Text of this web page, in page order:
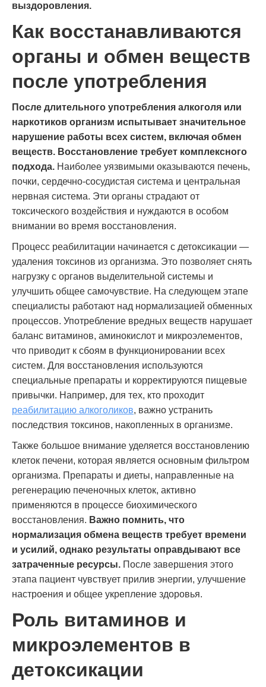
выздоровления.
Как восстанавливаются
органы и обмен веществ
после употребления
После длительного употребления алкоголя или
наркотиков организм испытывает значительное
нарушение работы всех систем, включая обмен
веществ. Восстановление требует комплексного
подхода. Наиболее уязвимыми оказываются печень,
почки, сердечно-сосудистая система и центральная
нервная система. Эти органы страдают от
токсического воздействия и нуждаются в особом
внимании во время восстановления.
Процесс реабилитации начинается с детоксикации —
удаления токсинов из организма. Это позволяет снять
нагрузку с органов выделительной системы и
улучшить общее самочувствие. На следующем этапе
специалисты работают над нормализацией обменных
процессов. Употребление вредных веществ нарушает
баланс витаминов, аминокислот и микроэлементов,
что приводит к сбоям в функционировании всех
систем. Для восстановления используются
специальные препараты и корректируются пищевые
привычки. Например, для тех, кто проходит
реабилитацию алкоголиков, важно устранить
последствия токсинов, накопленных в организме.
Также большое внимание уделяется восстановлению
клеток печени, которая является основным фильтром
организма. Препараты и диеты, направленные на
регенерацию печеночных клеток, активно
применяются в процессе биохимического
восстановления. Важно помнить, что
нормализация обмена веществ требует времени
и усилий, однако результаты оправдывают все
затраченные ресурсы. После завершения этого
этапа пациент чувствует прилив энергии, улучшение
настроения и общее укрепление здоровья.
Роль витаминов и
микроэлементов в
детоксикации